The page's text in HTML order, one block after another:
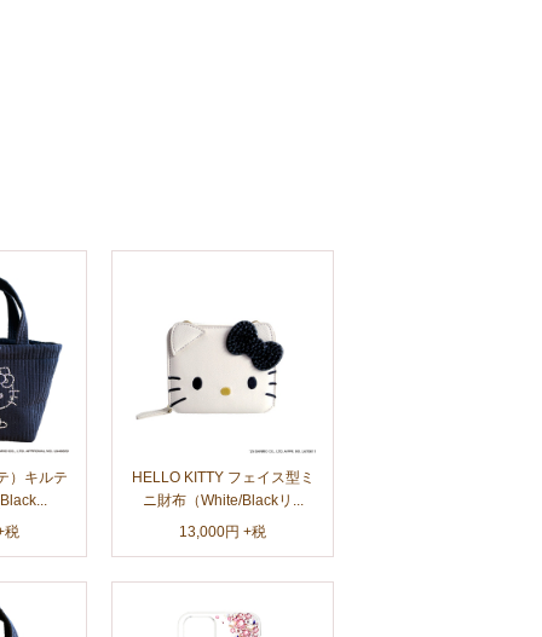
）キルテ
税
HELLO KITTY フェイス型ミ
ニ財布（White/Blackリ...
13,000円 +税